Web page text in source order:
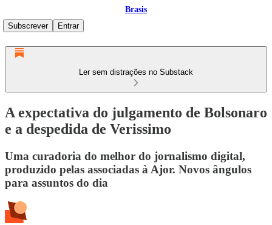
Brasis
Subscrever
Entrar
Ler sem distrações no Substack
A expectativa do julgamento de Bolsonaro
e a despedida de Verissimo
Uma curadoria do melhor do jornalismo digital,
produzido pelas associadas à Ajor. Novos ângulos
para assuntos do dia